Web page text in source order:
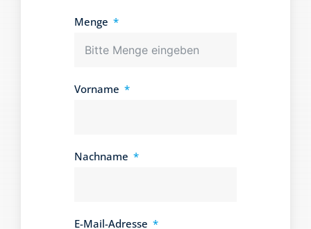
Menge
Vorname
Nachname
E-Mail-Adresse